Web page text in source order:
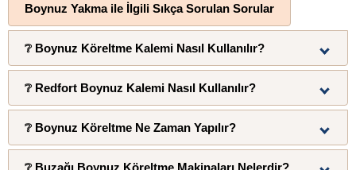
Boynuz Yakma ile İlgili Sıkça Sorulan Sorular
❔ Boynuz Köreltme Kalemi Nasıl Kullanılır?
Düğmecik çevresindeki derinin etkilenmemesi için
düğmecik etrafına gliserin uygulanır. Kimyasal yakıcı
ise boynuz düğmeciği yumuşayana kadar dairesel
❔ Redfort Boynuz Kalemi Nasıl Kullanılır?
Redfort boynuz kalemi, temizlenen bölgeye 1 dakika
❔ Boynuz Köreltme Ne Zaman Yapılır?
❔ Buzağı Boynuz Köreltme Makinaları Nelerdir?